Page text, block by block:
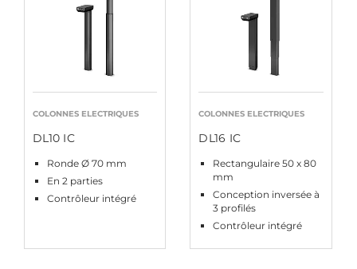
COLONNES ELECTRIQUES
DL10 IC
Ronde Ø 70 mm
En 2 parties
Contrôleur intégré
COLONNES ELECTRIQUES
DL16 IC
Rectangulaire 50 x 80
mm
Conception inversée à
3 profilés
Contrôleur intégré